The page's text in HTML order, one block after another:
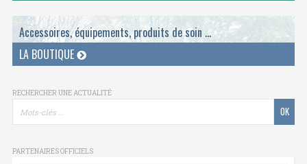
Accessoires, équipements, produits de soin ...
LA BOUTIQUE
RECHERCHER UNE ACTUALITÉ
PARTENAIRES OFFICIELS